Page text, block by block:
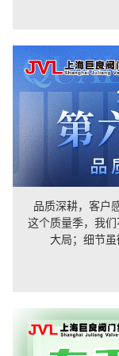
品质深耕，客户
这个质量季，我
大局；细节